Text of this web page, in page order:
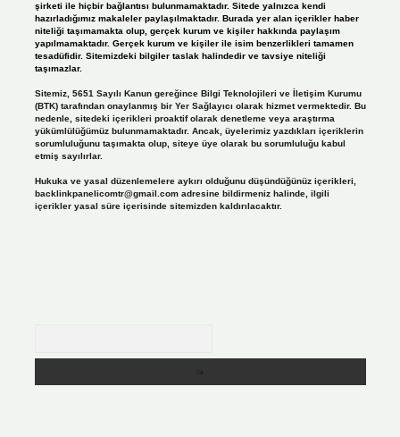
şirketi ile hiçbir bağlantısı bulunmamaktadır. Sitede yalnızca kendi
hazırladığımız makaleler paylaşılmaktadır. Burada yer alan içerikler haber
niteliği taşımamakta olup, gerçek kurum ve kişiler hakkında paylaşım
yapılmamaktadır. Gerçek kurum ve kişiler ile isim benzerlikleri tamamen
tesadüfidir. Sitemizdeki bilgiler taslak halindedir ve tavsiye niteliği
taşımazlar.
Sitemiz, 5651 Sayılı Kanun gereğince Bilgi Teknolojileri ve İletişim Kurumu
(BTK) tarafından onaylanmış bir Yer Sağlayıcı olarak hizmet vermektedir. Bu
nedenle, sitedeki içerikleri proaktif olarak denetleme veya araştırma
yükümlülüğümüz bulunmamaktadır. Ancak, üyelerimiz yazdıkları içeriklerin
sorumluluğunu taşımakta olup, siteye üye olarak bu sorumluluğu kabul
etmiş sayılırlar.
Hukuka ve yasal düzenlemelere aykırı olduğunu düşündüğünüz içerikleri,
backlinkpanelicomtr@gmail.comadresine bildirmeniz halinde, ilgili
içerikler yasal süre içerisinde sitemizden kaldırılacaktır.